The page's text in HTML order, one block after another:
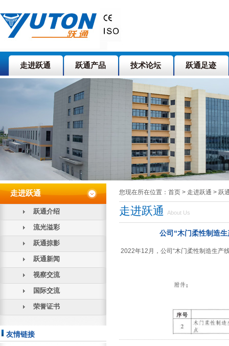
走进跃通 跃通产品 技术论坛 跃通足迹
走进跃通
跃通介绍
流光溢彩
跃通掠影
跃通新闻
视察交流
国际交流
荣誉证书
友情链接
您现在所在位置：首页 > 走进跃通 > 跃
走进跃通 About Us
公司“木门柔性制造
2022年12月，公司“木门柔性制造生产